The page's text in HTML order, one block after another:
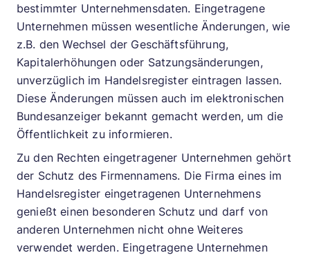
bestimmter Unternehmensdaten. Eingetragene
Unternehmen müssen wesentliche Änderungen, wie
z.B. den Wechsel der Geschäftsführung,
Kapitalerhöhungen oder Satzungsänderungen,
unverzüglich im Handelsregister eintragen lassen.
Diese Änderungen müssen auch im elektronischen
Bundesanzeiger bekannt gemacht werden, um die
Öffentlichkeit zu informieren.
Zu den Rechten eingetragener Unternehmen gehört
der Schutz des Firmennamens. Die Firma eines im
Handelsregister eingetragenen Unternehmens
genießt einen besonderen Schutz und darf von
anderen Unternehmen nicht ohne Weiteres
verwendet werden. Eingetragene Unternehmen